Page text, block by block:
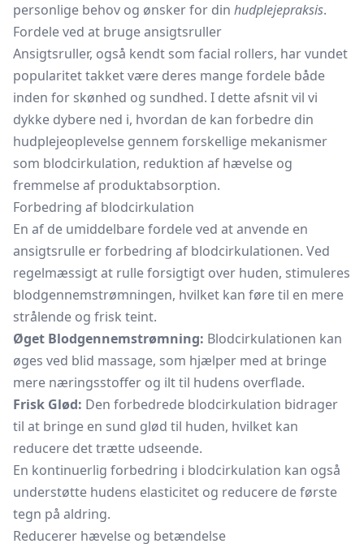
personlige behov og ønsker for din hudplejepraksis.
Fordele ved at bruge ansigtsruller
Ansigtsruller, også kendt som facial rollers, har vundet
popularitet takket være deres mange fordele både
inden for skønhed og sundhed. I dette afsnit vil vi
dykke dybere ned i, hvordan de kan forbedre din
hudplejeoplevelse gennem forskellige mekanismer
som blodcirkulation, reduktion af hævelse og
fremmelse af produktabsorption.
Forbedring af blodcirkulation
En af de umiddelbare fordele ved at anvende en
ansigtsrulle er forbedring af blodcirkulationen. Ved
regelmæssigt at rulle forsigtigt over huden, stimuleres
blodgennemstrømningen, hvilket kan føre til en mere
strålende og frisk teint.
Øget Blodgennemstrømning: Blodcirkulationen kan
øges ved blid massage, som hjælper med at bringe
mere næringsstoffer og ilt til hudens overflade.
Frisk Glød: Den forbedrede blodcirkulation bidrager
til at bringe en sund glød til huden, hvilket kan
reducere det trætte udseende.
En kontinuerlig forbedring i blodcirkulation kan også
understøtte hudens elasticitet og reducere de første
tegn på aldring.
Reducerer hævelse og betændelse